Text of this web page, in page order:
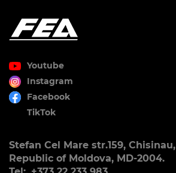
Youtube
Instagram
Facebook
TikTok
Stefan Cel Mare str.159, Chisinau,
Republic of Moldova, MD-2004.